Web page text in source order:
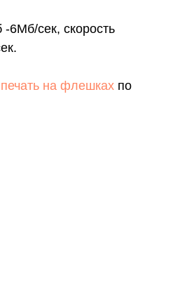
6Mб/сек, скорость
печать на флешках по